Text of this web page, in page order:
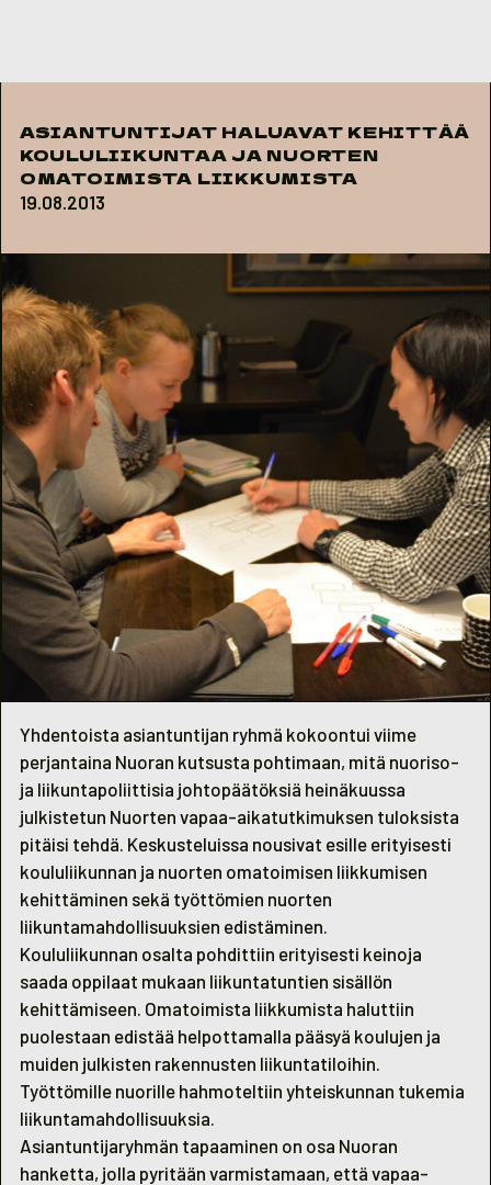
ASIANTUNTIJAT HALUAVAT KEHITTÄÄ
KOULULIIKUNTAA JA NUORTEN
OMATOIMISTA LIIKKUMISTA
19.08.2013
Yhdentoista asiantuntijan ryhmä kokoontui viime
perjantaina Nuoran kutsusta pohtimaan, mitä nuoriso-
ja liikuntapoliittisia johtopäätöksiä heinäkuussa
julkistetun Nuorten vapaa-aikatutkimuksen tuloksista
pitäisi tehdä. Keskusteluissa nousivat esille erityisesti
koululiikunnan ja nuorten omatoimisen liikkumisen
kehittäminen sekä työttömien nuorten
liikuntamahdollisuuksien edistäminen.
Koululiikunnan osalta pohdittiin erityisesti keinoja
saada oppilaat mukaan liikuntatuntien sisällön
kehittämiseen. Omatoimista liikkumista haluttiin
puolestaan edistää helpottamalla pääsyä koulujen ja
muiden julkisten rakennusten liikuntatiloihin.
Työttömille nuorille hahmoteltiin yhteiskunnan tukemia
liikuntamahdollisuuksia.
Asiantuntijaryhmän tapaaminen on osa Nuoran
hanketta, jolla pyritään varmistamaan, että vapaa-